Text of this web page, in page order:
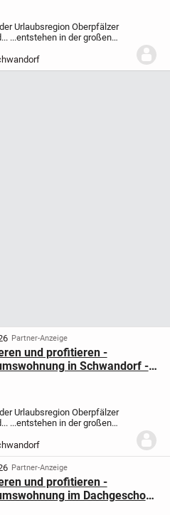
Urlaubsregion Oberpfälzer
...entstehen in der großen
Eigentumswohnungen.
bieten ein hohes
Partner-Anzeige
und profitieren -
in Schwandorf -
Urlaubsregion Oberpfälzer
...entstehen in der großen
Eigentumswohnungen. Die
bieten ein hohes
Partner-Anzeige
und profitieren -
im Dachgeschoss